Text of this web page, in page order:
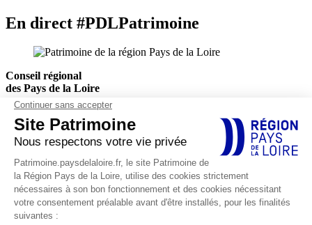
En direct #PDLPatrimoine
Conseil régional
des Pays de la Loire
Hôtel de Région
1, rue de la Loire
44966 Nantes Cedex 9
Actualités
Agenda
EXPLORER
Explorations thématiques